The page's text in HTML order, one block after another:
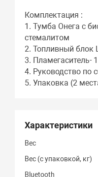
Комплектация :
1. Тумба Онега с
стемалитом
2. Топливный блок
3. Пламегаситель-
4. Руководство по
5. Упаковка (2
Характеристики
Вес
Вес (с упаковкой, кг)
Bluetooth